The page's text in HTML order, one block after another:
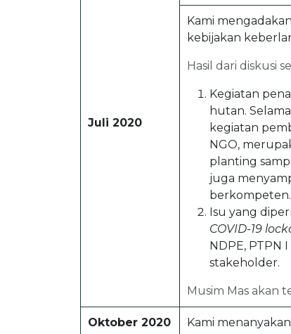
Juli 2020
Kami mengadakan
kebijakan
Hasil dari diskusi
Kegiatan
hutan.
kegiatan
NGO,
planting
juga
berkompeten.
Isu yang
COVID-19
NDPE, PTPN
stakeholder.
Musim Mas akan
Oktober 2020 Kami